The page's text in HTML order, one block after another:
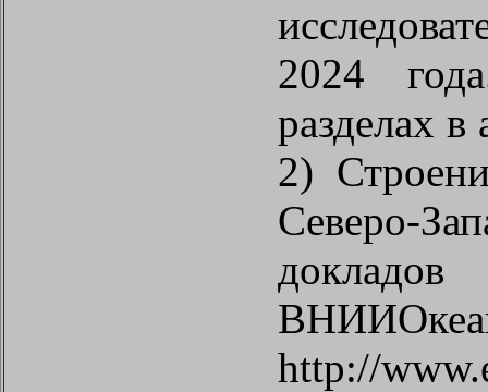
2024
разделах
2)
Северо-
http://